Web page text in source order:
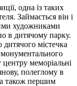
одна із таких
Займається він і
художниками
в дитячому парку.
містечка
монументального
меморіальні
полеглому в
а також першим